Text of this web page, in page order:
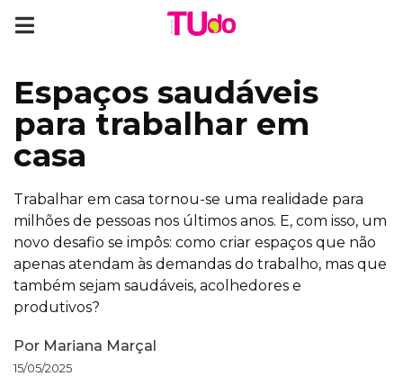
Espaços saudáveis
para trabalhar em
casa
Trabalhar em casa tornou-se uma realidade para
milhões de pessoas nos últimos anos. E, com isso, um
novo desafio se impôs: como criar espaços que não
apenas atendam às demandas do trabalho, mas que
também sejam saudáveis, acolhedores e
produtivos?
Por Mariana Marçal
15/05/2025